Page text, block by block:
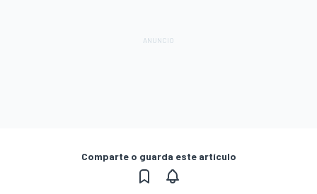
Comparte o guarda este artículo